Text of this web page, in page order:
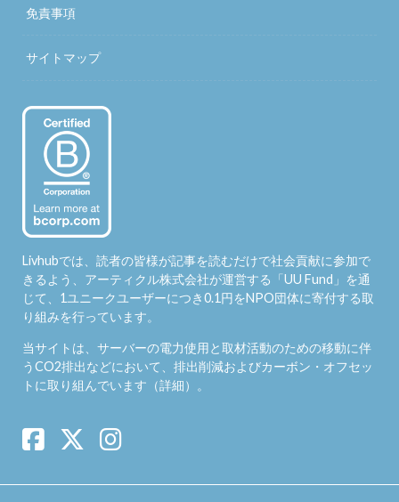
免責事項
サイトマップ
Livhubでは、読者の皆様が記事を読むだけで社会貢献に参加で
きるよう、アーティクル株式会社が運営する「UU Fund 」を通
じて、1ユニークユーザーにつき0.1円をNPO団体に寄付する取
り組みを行っています。
当サイトは、サーバーの電力使用と取材活動のための移動に伴
うCO2排出などにおいて、排出削減およびカーボン・オフセッ
トに取り組んでいます（詳細）。